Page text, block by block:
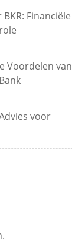
Financiële
Voordelen van
voor